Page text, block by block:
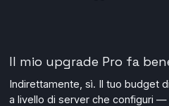
Il mio upgrade Pro fa
Indirettamente, sì. Il tuo budget
a livello di server che configuri